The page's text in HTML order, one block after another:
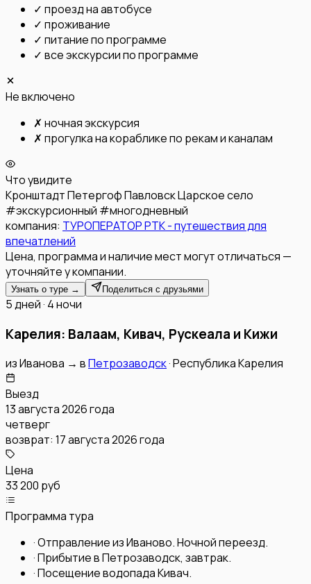
✓ проезд на автобусе
✓ проживание
✓ питание по программе
✓ все экскурсии по программе
Не включено
✗ ночная экскурсия
✗ прогулка на кораблике по рекам и каналам
Что увидите
КронштадтПетергофПавловскЦарское село
#экскурсионный #многодневный
компания: ТУРОПЕРАТОР РТК - путешествия для
впечатлений
Цена, программа и наличие мест могут отличаться —
уточняйте у компании.
Узнать о туре → Поделиться с друзьями
5 дней · 4 ночи
Карелия: Валаам, Кивач, Рускеала и Кижи
изИванова → вПетрозаводск·Республика Карелия
Выезд
13 августа 2026 года
четверг
возврат: 17 августа 2026 года
Цена
33 200 руб
Программа тура
·Отправление из Иваново. Ночной переезд.
·Прибытие в Петрозаводск, завтрак.
·Посещение водопада Кивач.